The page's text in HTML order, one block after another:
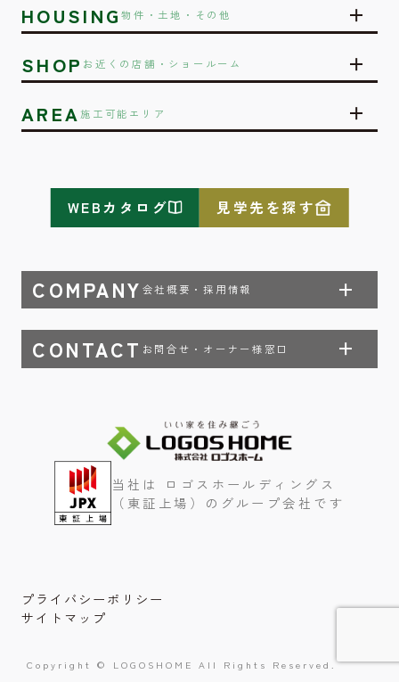
HOUSING物件・土地・その他
SHOP お近くの店舗・ショールーム
AREA施工可能エリア
COMPANY 会社概要・採用情報
CONTACT お問合せ・オーナー様窓口
WEBカタログ 見学先を探す
当社は ロゴスホールディングス
（東証上場）のグループ会社です
プライバシーポリシー
サイトマップ
Copyright © LOGOSHOME All Rights Reserved.